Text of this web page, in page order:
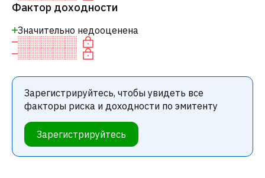
Фактор доходности
Значительно недооценена
Зарегистрируйтесь, чтобы увидеть все
факторы риска и доходности по эмитенту
Зарегистрируйтесь